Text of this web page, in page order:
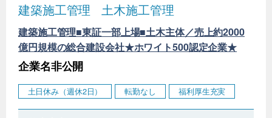
建築施工管理 土木施工管理
建築施工管理■東証一部上場■土木主体／売上約2000
億円規模の総合建設会社★ホワイト500認定企業★
企業名非公開
土日休み（週休2日） 転勤なし 福利厚生充実